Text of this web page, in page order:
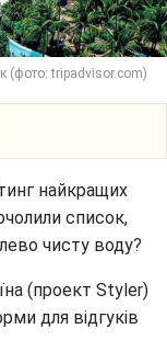
(фото: tripadvisor.com)
найкращих
список,
чисту воду?
(проект Styler)
для відгуків